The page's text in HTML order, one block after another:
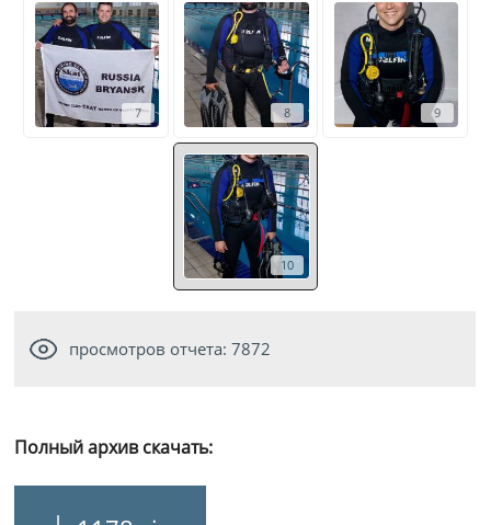
7 8 9
10
просмотров отчета: 7872
Полный архив скачать: